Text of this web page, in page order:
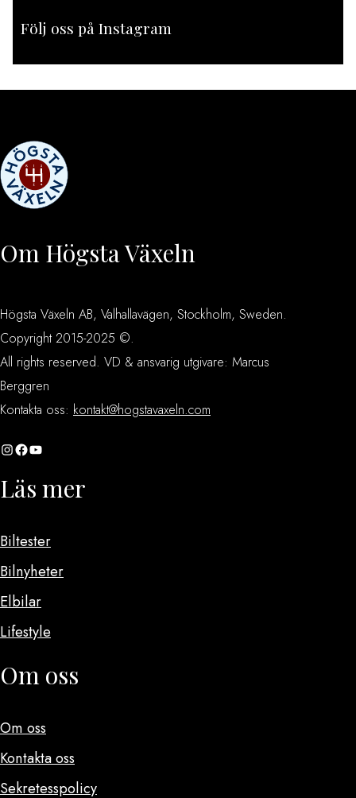
Följ oss på Instagram
Om Högsta Växeln
Högsta Växeln AB, Valhallavägen, Stockholm, Sweden.
Copyright 2015-2025 ©.
All rights reserved. VD & ansvarig utgivare: Marcus
Berggren
Kontakta oss: kontakt@hogstavaxeln.com
InstagramFacebook YouTube
Läs mer
Biltester
Bilnyheter
Elbilar
Lifestyle
Om oss
Om oss
Kontakta oss
Sekretesspolicy